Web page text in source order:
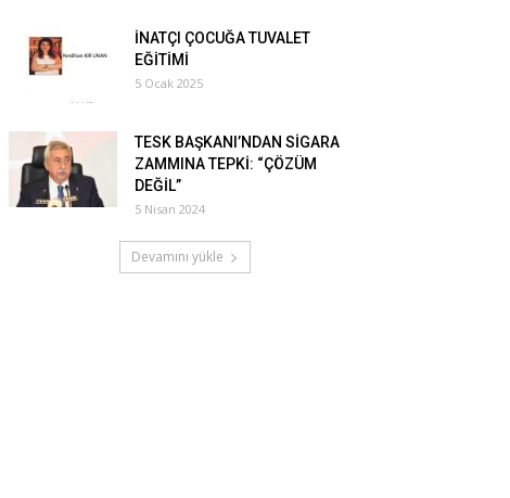
İNATÇI ÇOCUĞA TUVALET
EĞİTİMİ
5 Ocak 2025
TESK BAŞKANI’NDAN SİGARA
ZAMMINA TEPKİ: “ÇÖZÜM
DEĞİL”
5 Nisan 2024
Devamını yükle